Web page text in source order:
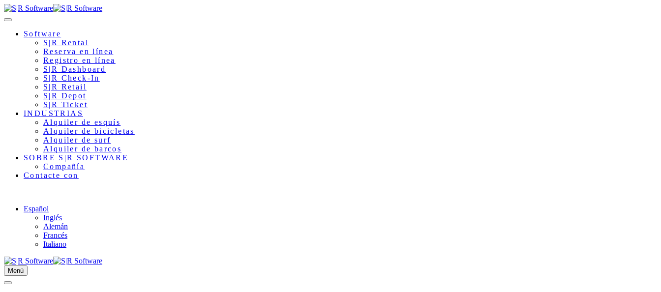
Software
S|R Rental
Reserva en línea
Registro en línea
S|R Dashboard
S|R Check-In
S|R Retail
S|R Depot
S|R Ticket
INDUSTRIAS
Alquiler de esquís
Alquiler de bicicletas
Alquiler de surf
Alquiler de barcos
SOBRE S|R SOFTWARE
Compañía
Contacte con
Español
Inglés
Alemán
Francés
Italiano
Menú